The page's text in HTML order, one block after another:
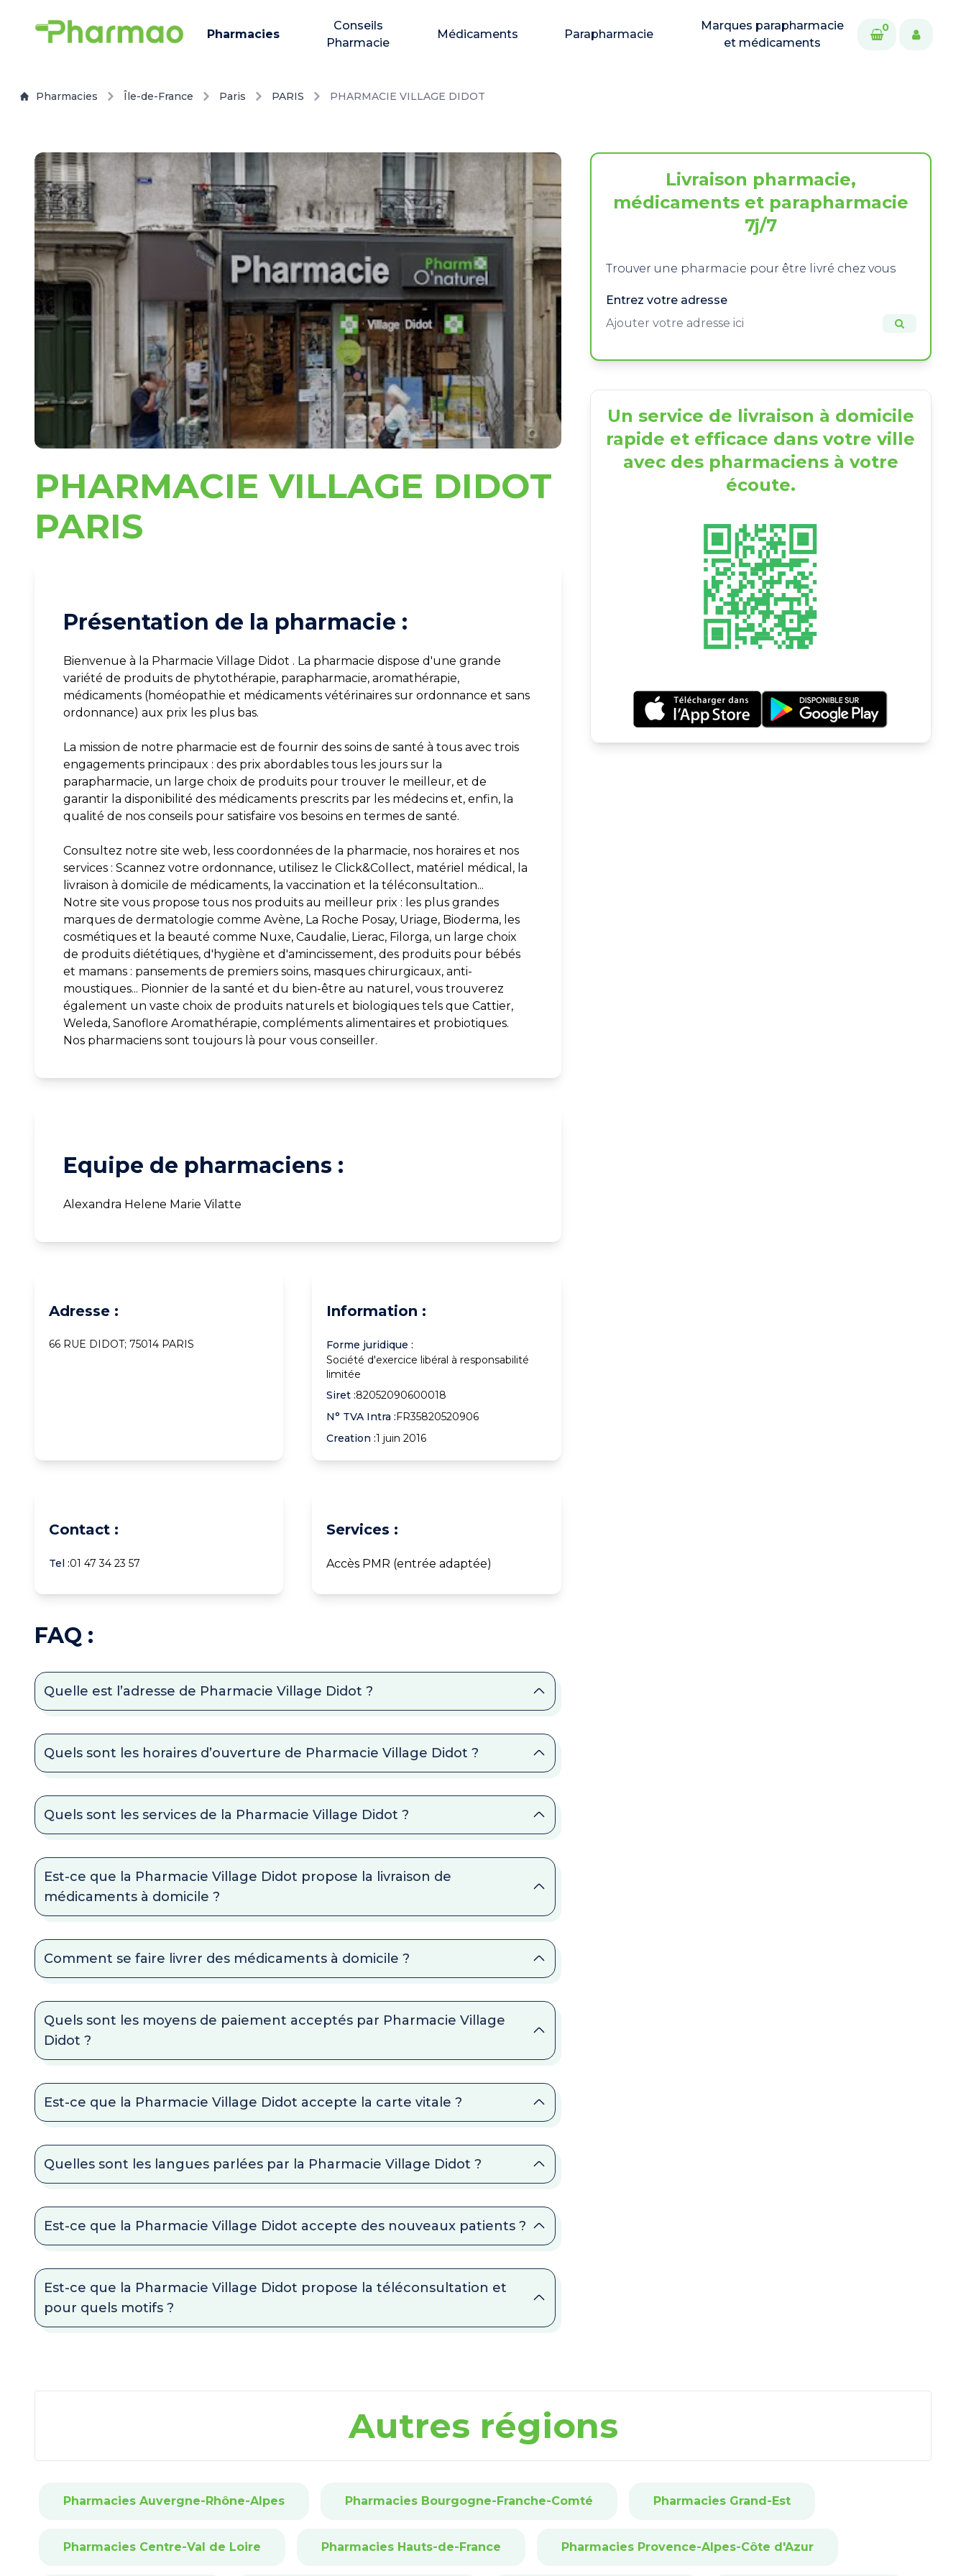
Pharmacies
Conseils
Pharmacie
Médicaments Parapharmacie
Marques parapharmacie
et médicaments
0
Pharmacies Île-de-France Paris PARIS PHARMACIE VILLAGE DIDOT
PHARMACIE VILLAGE DIDOT
PARIS
Présentation de la pharmacie :
Bienvenue à la Pharmacie Village Didot . La pharmacie dispose d'une grande
variété de produits de phytothérapie, parapharmacie, aromathérapie,
médicaments (homéopathie et médicaments vétérinaires sur ordonnance et sans
ordonnance) aux prix les plus bas.
La mission de notre pharmacie est de fournir des soins de santé à tous avec trois
engagements principaux : des prix abordables tous les jours sur la
parapharmacie, un large choix de produits pour trouver le meilleur, et de
garantir la disponibilité des médicaments prescrits par les médecins et, enfin, la
qualité de nos conseils pour satisfaire vos besoins en termes de santé.
Consultez notre site web, less coordonnées de la pharmacie, nos horaires et nos
services : Scannez votre ordonnance, utilisez le Click&Collect, matériel médical, la
livraison à domicile de médicaments, la vaccination et la téléconsultation...
Notre site vous propose tous nos produits au meilleur prix : les plus grandes
marques de dermatologie comme Avène, La Roche Posay, Uriage, Bioderma, les
cosmétiques et la beauté comme Nuxe, Caudalie, Lierac, Filorga, un large choix
de produits diététiques, d'hygiène et d'amincissement, des produits pour bébés
et mamans : pansements de premiers soins, masques chirurgicaux, anti-
moustiques... Pionnier de la santé et du bien-être au naturel, vous trouverez
également un vaste choix de produits naturels et biologiques tels que Cattier,
Weleda, Sanoflore Aromathérapie, compléments alimentaires et probiotiques.
Nos pharmaciens sont toujours là pour vous conseiller.
Equipe de pharmaciens :
Alexandra Helene Marie Vilatte
Adresse :
66 RUE DIDOT; 75014 PARIS
Information :
Forme juridique :
Société d'exercice libéral à responsabilité
limitée
Siret :82052090600018
N° TVA Intra :FR35820520906
Creation :1 juin 2016
Contact :
Tel :01 47 34 23 57
Services :
Accès PMR (entrée adaptée)
FAQ :
Quelle est l’adresse de Pharmacie Village Didot ?
Quels sont les horaires d’ouverture de Pharmacie Village Didot ?
Quels sont les services de la Pharmacie Village Didot ?
Est-ce que la Pharmacie Village Didot propose la livraison de
médicaments à domicile ?
Comment se faire livrer des médicaments à domicile ?
Quels sont les moyens de paiement acceptés par Pharmacie Village
Didot ?
Est-ce que la Pharmacie Village Didot accepte la carte vitale ?
Quelles sont les langues parlées par la Pharmacie Village Didot ?
Est-ce que la Pharmacie Village Didot accepte des nouveaux patients ?
Est-ce que la Pharmacie Village Didot propose la téléconsultation et
pour quels motifs ?
Livraison pharmacie,
médicaments et parapharmacie
7j/7
Trouver une pharmacie pour être livré chez vous
Entrez votre adresse
Un service de livraison à domicile
rapide et efficace dans votre ville
avec des pharmaciens à votre
écoute.
Autres régions
Pharmacies Auvergne-Rhône-Alpes Pharmacies Bourgogne-Franche-Comté Pharmacies Grand-Est
Pharmacies Centre-Val de Loire Pharmacies Hauts-de-France Pharmacies Provence-Alpes-Côte d'Azur